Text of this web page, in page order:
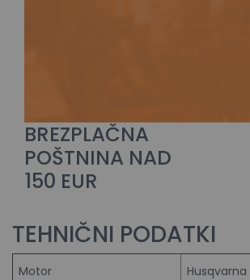
BREZPLAČNA
POŠTNINA NAD
150 EUR
TEHNIČNI PODATKI
Motor Husqvarna